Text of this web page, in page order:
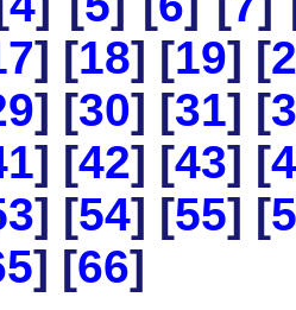
] [18] [19] [
] [30] [31] [
] [42] [43] [
] [54] [55] [
] [66]